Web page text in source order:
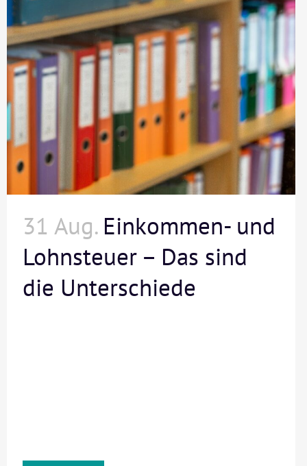
31 Aug. Einkommen- und
Lohnsteuer – Das sind
die Unterschiede